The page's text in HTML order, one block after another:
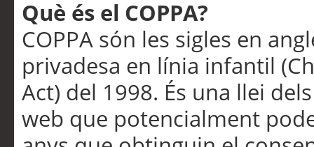
Què és el COPPA?
COPPA són les sigles en
privadesa en línia infantil
Act) del 1998. És una llei
web que potencialment